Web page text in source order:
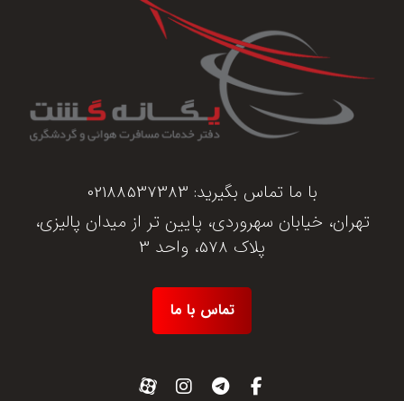
با ما تماس بگیرید: 02188537383
تهران، خیابان سهروردی، پایین تر از میدان پالیزی،
پلاک 578، واحد 3
تماس با ما